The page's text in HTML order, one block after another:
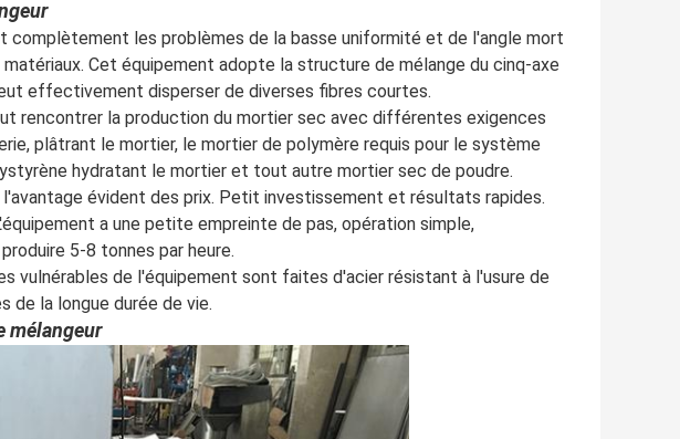
complètement les problèmes de la basse uniformité et de l'angle mort
Cet équipement adopte la structure de mélange du cinq-axe
effectivement disperser de diverses fibres courtes.
rencontrer la production du mortier sec avec différentes exigences
plâtrant le mortier, le mortier de polymère requis pour le système
hydratant le mortier et tout autre mortier sec de poudre.
évident des prix. Petit investissement et résultats rapides.
a une petite empreinte de pas, opération simple,
5-8 tonnes par heure.
vulnérables de l'équipement sont faites d'acier résistant à l'usure de
de la longue durée de vie.
mélangeur